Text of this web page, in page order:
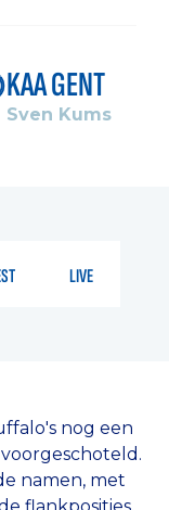
KAA GENT
Sven Kums
LIVE
nog een
namen, met